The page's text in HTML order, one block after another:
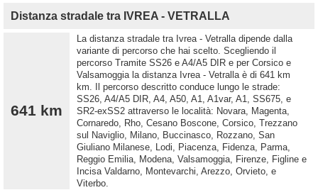
Distanza stradale tra IVREA - VETRALLA
641 km
La distanza stradale tra Ivrea - Vetralla dipende dalla
variante di percorso che hai scelto. Scegliendo il
percorso Tramite SS26 e A4/A5 DIR e per Corsico e
Valsamoggia la distanza Ivrea - Vetralla è di 641 km
km. Il percorso descritto conduce lungo le strade:
SS26, A4/A5 DIR, A4, A50, A1, A1var, A1, SS675, e
SR2-exSS2 attraverso le località: Novara, Magenta,
Cornaredo, Rho, Cesano Boscone, Corsico, Trezzano
sul Naviglio, Milano, Buccinasco, Rozzano, San
Giuliano Milanese, Lodi, Piacenza, Fidenza, Parma,
Reggio Emilia, Modena, Valsamoggia, Firenze, Figline e
Incisa Valdarno, Montevarchi, Arezzo, Orvieto, e
Viterbo.